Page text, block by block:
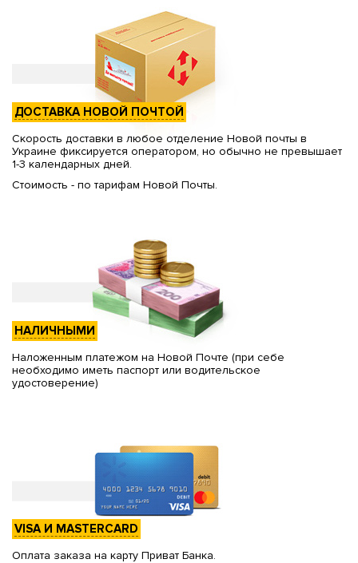
ДОСТАВКА НОВОЙ ПОЧТОЙ
Скорость доставки в любое отделение Новой почты в
Украине фиксируется оператором, но обычно не превышает
1-3 календарных дней.
Стоимость - по тарифам Новой Почты.
НАЛИЧНЫМИ
Наложенным платежом на Новой Почте (при себе
необходимо иметь паспорт или водительское
удостоверение)
VISA И MASTERCARD
Оплата заказа на карту Приват Банка.